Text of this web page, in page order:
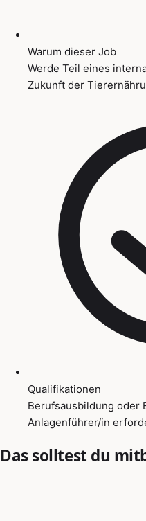
Warum dieser Job
Werde Teil eines
Zukunft der
Qualifikationen
Berufsausbildung oder
Anlagenführer/in
Das solltest du